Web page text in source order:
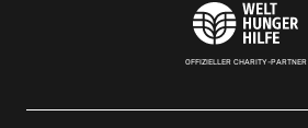
OFFIZIELLER CHARITY-PARTNER